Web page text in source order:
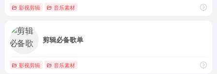
影视剪辑 音乐素材
剪辑必备歌单
影视剪辑 音乐素材